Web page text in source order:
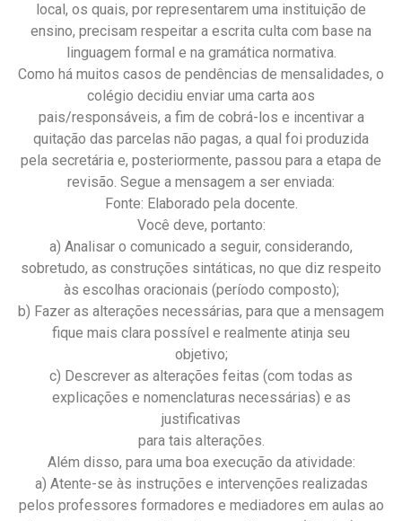
local, os quais, por representarem uma instituição de
ensino, precisam respeitar a escrita culta com base na
linguagem formal e na gramática normativa.
Como há muitos casos de pendências de mensalidades, o
colégio decidiu enviar uma carta aos
pais/responsáveis, a fim de cobrá-los e incentivar a
quitação das parcelas não pagas, a qual foi produzida
pela secretária e, posteriormente, passou para a etapa de
revisão. Segue a mensagem a ser enviada:
Fonte: Elaborado pela docente.
Você deve, portanto:
a) Analisar o comunicado a seguir, considerando,
sobretudo, as construções sintáticas, no que diz respeito
às escolhas oracionais (período composto);
b) Fazer as alterações necessárias, para que a mensagem
fique mais clara possível e realmente atinja seu
objetivo;
c) Descrever as alterações feitas (com todas as
explicações e nomenclaturas necessárias) e as
justificativas
para tais alterações.
Além disso, para uma boa execução da atividade:
a) Atente-se às instruções e intervenções realizadas
pelos professores formadores e mediadores em aulas ao